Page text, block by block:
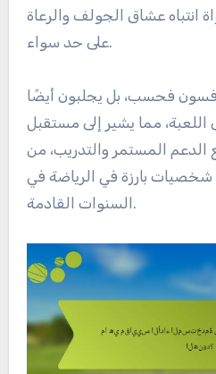
انتباه عشاق الجولف والرعاة
على حد سواء.
فحسب، بل يجلبون أيضًا
مما يشير إلى مستقبل
المستمر والتدريب، من
بارزة في الرياضة في
السنوات القادمة.